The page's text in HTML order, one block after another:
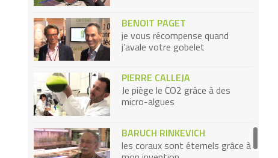
BENOIT PAGET
je vous récompense quand
j’avale votre gobelet
PIERRE CALLEJA
Je piège le CO2 grâce à des
micro-algues
BARUCH RINKEVICH
les coraux sont éternels grâce à